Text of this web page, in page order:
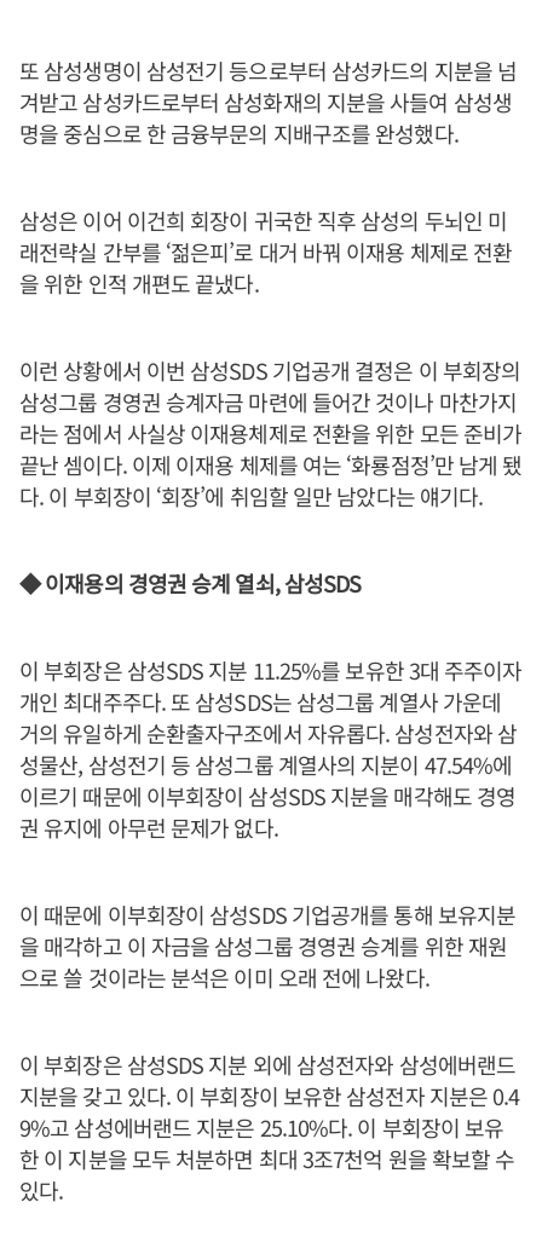
또 삼성생명이 삼성전기 등으로부터 삼성카드의 지분을 넘
겨받고 삼성카드로부터 삼성화재의 지분을 사들여 삼성생
명을 중심으로 한 금융부문의 지배구조를 완성했다.
삼성은 이어 이건희 회장이 귀국한 직후 삼성의 두뇌인 미
래전략실 간부를 ‘젊은피’로 대거 바꿔 이재용 체제로 전환
을 위한 인적 개편도 끝냈다.
이런 상황에서 이번 삼성SDS 기업공개 결정은 이 부회장의
삼성그룹 경영권 승계자금 마련에 들어간 것이나 마찬가지
라는 점에서 사실상 이재용체제로 전환을 위한 모든 준비가
끝난 셈이다. 이제 이재용 체제를 여는 ‘화룡점정’만 남게 됐
다. 이 부회장이 ‘회장’에 취임할 일만 남았다는 얘기다.
◆ 이재용의 경영권 승계 열쇠, 삼성SDS
이 부회장은 삼성SDS 지분 11.25%를 보유한 3대 주주이자
개인 최대주주다. 또 삼성SDS는 삼성그룹 계열사 가운데
거의 유일하게 순환출자구조에서 자유롭다. 삼성전자와 삼
성물산, 삼성전기 등 삼성그룹 계열사의 지분이 47.54%에
이르기 때문에 이부회장이 삼성SDS 지분을 매각해도 경영
권 유지에 아무런 문제가 없다.
이 때문에 이부회장이 삼성SDS 기업공개를 통해 보유지분
을 매각하고 이 자금을 삼성그룹 경영권 승계를 위한 재원
으로 쓸 것이라는 분석은 이미 오래 전에 나왔다.
이 부회장은 삼성SDS 지분 외에 삼성전자와 삼성에버랜드
지분을 갖고 있다. 이 부회장이 보유한 삼성전자 지분은 0.4
9%고 삼성에버랜드 지분은 25.10%다. 이 부회장이 보유
한 이 지분을 모두 처분하면 최대 3조7천억 원을 확보할 수
있다.